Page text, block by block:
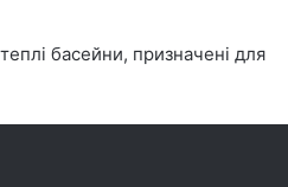
басейни, призначені для